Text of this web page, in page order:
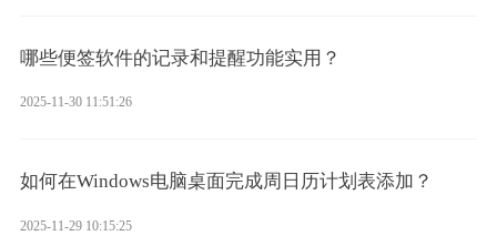
哪些便签软件的记录和提醒功能实用？
2025-11-30 11:51:26
如何在Windows电脑桌面完成周日历计划表添加？
2025-11-29 10:15:25